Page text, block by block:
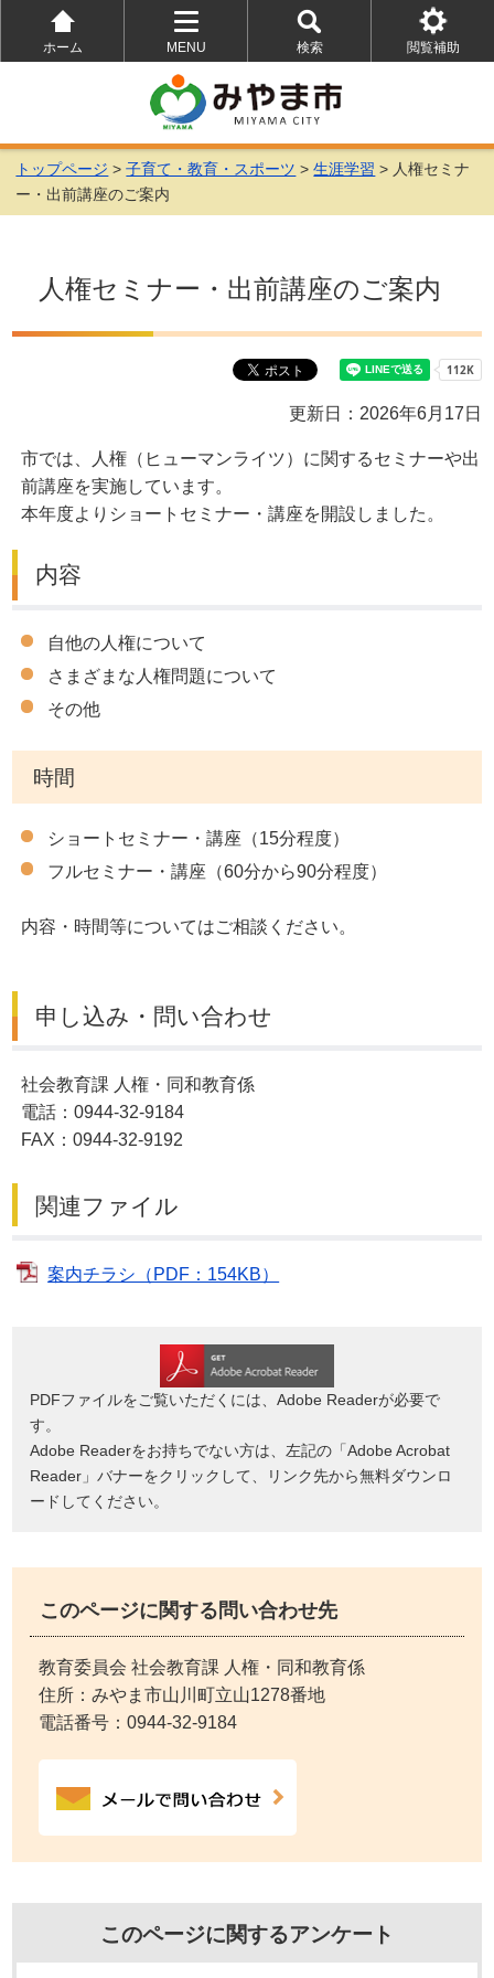
ホーム
MENU
を
開
く
検索
を
開
く
閲覧補助
を
トップページ >子育て・教育・スポーツ >生涯学習 > 人権セミナ
ー・出前講座のご案内
人権セミナー・出前講座のご案内
更新日：2026年6月17日
市では、人権（ヒューマンライツ）に関するセミナーや出
前講座を実施しています。
本年度よりショートセミナー・講座を開設しました。
内容
自他の人権について
さまざまな人権問題について
その他
時間
ショートセミナー・講座（15分程度）
フルセミナー・講座（60分から90分程度）
内容・時間等についてはご相談ください。
申し込み・問い合わせ
社会教育課 人権・同和教育係
電話：0944-32-9184
FAX：0944-32-9192
関連ファイル
案内チラシ（PDF：154KB）
PDFファイルをご覧いただくには、Adobe Readerが必要で
す。
Adobe Readerをお持ちでない方は、左記の「Adobe Acrobat
Reader」バナーをクリックして、リンク先から無料ダウンロ
ードしてください。
このページに関する問い合わせ先
教育委員会 社会教育課 人権・同和教育係
住所：みやま市山川町立山1278番地
電話番号：0944-32-9184
このページに関するアンケート